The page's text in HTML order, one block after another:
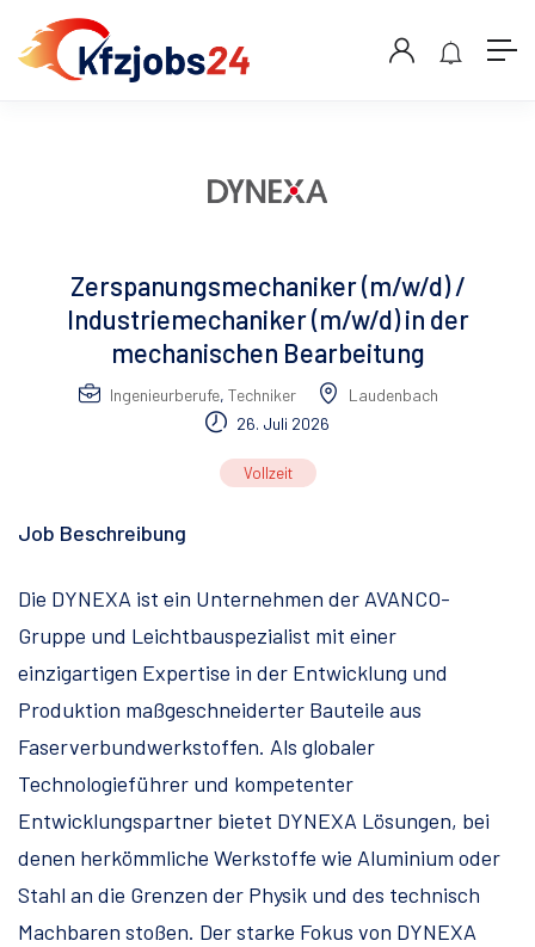
Zerspanungsmechaniker (m/w/d) /
Industriemechaniker (m/w/d) in der
mechanischen Bearbeitung
Ingenieurberufe, Techniker
Laudenbach
26. Juli 2026
Vollzeit
Job Beschreibung
Die DYNEXA ist ein Unternehmen der AVANCO-
Gruppe und Leichtbauspezialist mit einer
einzigartigen Expertise in der Entwicklung und
Produktion maßgeschneiderter Bauteile aus
Faserverbundwerkstoffen. Als globaler
Technologieführer und kompetenter
Entwicklungspartner bietet DYNEXA Lösungen, bei
denen herkömmliche Werkstoffe wie Aluminium oder
Stahl an die Grenzen der Physik und des technisch
Machbaren stoßen. Der starke Fokus von DYNEXA